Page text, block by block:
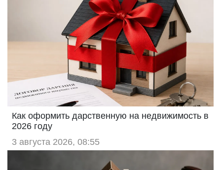
Как оформить дарственную на недвижимость в
2026 году
3 августа 2026, 08:55